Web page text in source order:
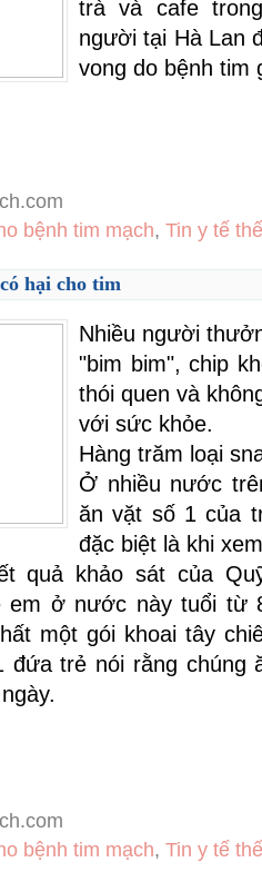
trà và cafe
người tại Hà Lan
vong do bệnh tim
bệnh tim mạch, Tin y tế
hại cho tim
Nhiều người
"bim bim", chip
thói quen và
với sức khỏe.
Hàng trăm loại
Ở nhiều nước
ăn vặt số 1 của
đặc biệt là khi
quả khảo sát của
em ở nước này tuổi từ
một gói khoai tây
trẻ nói rằng chúng
bệnh tim mạch, Tin y tế